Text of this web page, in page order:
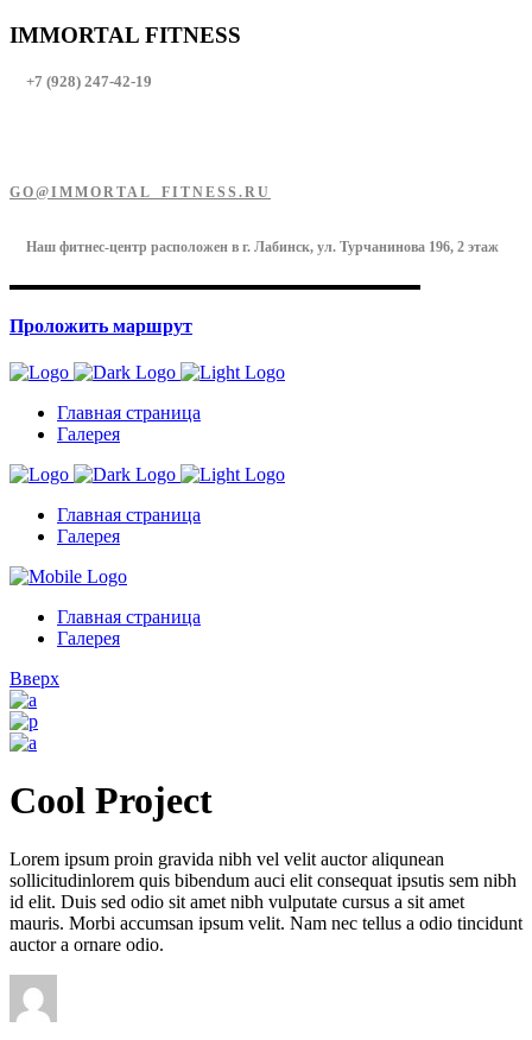
IMMORTAL FITNESS
+7 (928) 247-42-19
GO@IMMORTAL_FITNESS.RU
Наш фитнес-центр расположен в г. Лабинск, ул. Турчанинова 196, 2 этаж
Проложить маршрут
Главная страница
Галерея
Главная страница
Галерея
Главная страница
Галерея
Вверх
Cool Project
Lorem ipsum proin gravida nibh vel velit auctor aliqunean
sollicitudinlorem quis bibendum auci elit consequat ipsutis sem nibh
id elit. Duis sed odio sit amet nibh vulputate cursus a sit amet
mauris. Morbi accumsan ipsum velit. Nam nec tellus a odio tincidunt
auctor a ornare odio.